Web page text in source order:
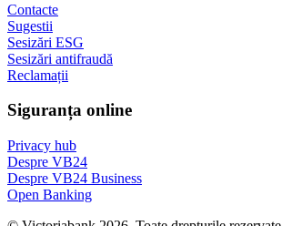
Contacte
Sugestii
Sesizări ESG
Sesizări antifraudă
Reclamații
Siguranța online
Privacy hub
Despre VB24
Despre VB24 Business
Open Banking